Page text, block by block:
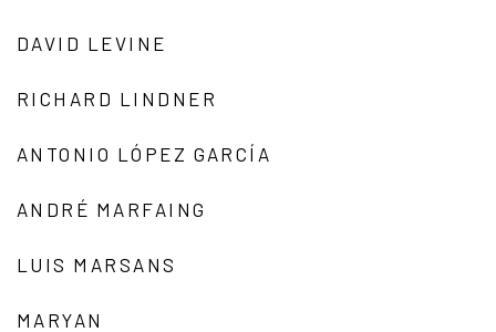
DAVID LEVINE
RICHARD LINDNER
ANTONIO LÓPEZ GARCÍA
ANDRÉ MARFAING
LUIS MARSANS
MARYAN